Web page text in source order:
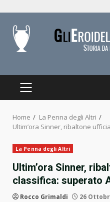
content
PRIMARY
Home
La Penna degli Altri
Ultim’ora Sinner, ribaltone
La Penna degli Altri
Ultim’ora Sinner,
classifica: superato
Rocco Grimaldi 26